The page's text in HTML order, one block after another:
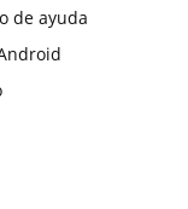
de ayuda